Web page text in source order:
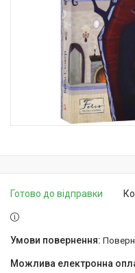
Готово до відправки